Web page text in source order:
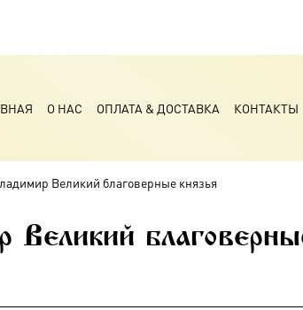
О НАС ОПЛАТА & ДОСТАВКА КОНТАКТЫ
Великий благоверные князья